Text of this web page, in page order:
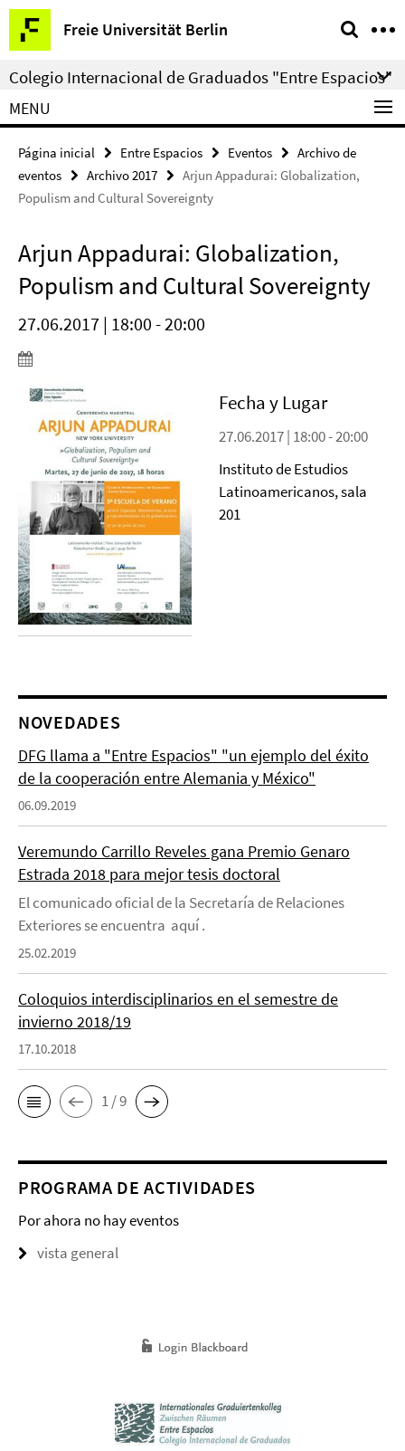
Springe
direkt
zu
Inhalt
Freie Universität Berlin
Herramientas
de
navegación
Colegio Internacional de Graduados "Entre Espacios"
MENU
Página inicial Entre Espacios Eventos
Archivo de
eventos
Archivo 2017
Arjun Appadurai: Globalization,
Populism and Cultural Sovereignty
Arjun Appadurai: Globalization,
Populism and Cultural Sovereignty
27.06.2017 | 18:00 - 20:00
Fecha y Lugar
27.06.2017 | 18:00 - 20:00
Instituto de Estudios
Latinoamericanos, sala
201
NOVEDADES
DFG llama a "Entre Espacios" "un ejemplo del éxito
de la cooperación entre Alemania y México"
06.09.2019
Veremundo Carrillo Reveles gana Premio Genaro
Estrada 2018 para mejor tesis doctoral
El comunicado oficial de la Secretaría de Relaciones
Exteriores se encuentra aquí .
25.02.2019
Coloquios interdisciplinarios en el semestre de
invierno 2018/19
17.10.2018
1 / 9
PROGRAMA DE ACTIVIDADES
Por ahora no hay eventos
vista general